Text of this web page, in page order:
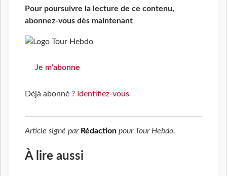
Pour poursuivre la lecture de ce contenu,
abonnez-vous dès maintenant
Je m'abonne
Déjà abonné ? Identifiez-vous
Article signé par Rédaction pour Tour Hebdo.
À lire aussi